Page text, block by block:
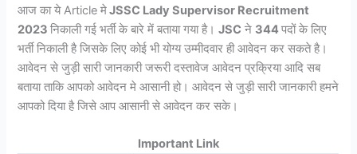
आज का ये Article मेJSSC Lady Supervisor Recruitment
2023निकाली गई भर्ती के बारे में बताया गया है।JSC ने 344पदों के लिए
भर्ती निकाली है जिसके लिए कोई भी योग्य उम्मीदवार ही आवेदन कर सकते है।
आवेदन से जुड़ी सारी जानकारी जरूरी दस्तावेज आवेदन प्रक्रिया आदि सब
बताया ताकि आपको आवेदन मे आसानी हो। आवेदन से जुड़ी सारी जानकारी हमने
आपको दिया है जिसे आप आसानी से आवेदन कर सके।
Important Link